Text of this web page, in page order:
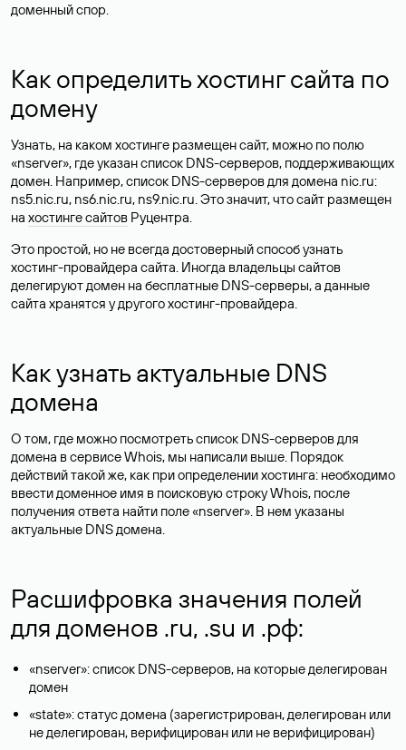
доменный спор.
Как определить хостинг сайта по
домену
Узнать, на каком хостинге размещен сайт, можно по полю
«nserver», где указан список DNS-серверов, поддерживающих
домен. Например, список DNS-серверов для домена nic.ru:
ns5.nic.ru, ns6.nic.ru, ns9.nic.ru. Это значит, что сайт размещен
на хостинге сайтов Руцентра.
Это простой, но не всегда достоверный способ узнать
хостинг-провайдера сайта. Иногда владельцы сайтов
делегируют домен на бесплатные DNS-серверы, а данные
сайта хранятся у другого хостинг-провайдера.
Как узнать актуальные DNS
домена
О том, где можно посмотреть список DNS-серверов для
домена в сервисе Whois, мы написали выше. Порядок
действий такой же, как при определении хостинга: необходимо
ввести доменное имя в поисковую строку Whois, после
получения ответа найти поле «nserver». В нем указаны
актуальные DNS домена.
Расшифровка значения полей
для доменов .ru, .su и .рф:
«nserver»: список DNS-серверов, на которые делегирован
домен
«state»: статус домена (зарегистрирован, делегирован или
не делегирован, верифицирован или не верифицирован)